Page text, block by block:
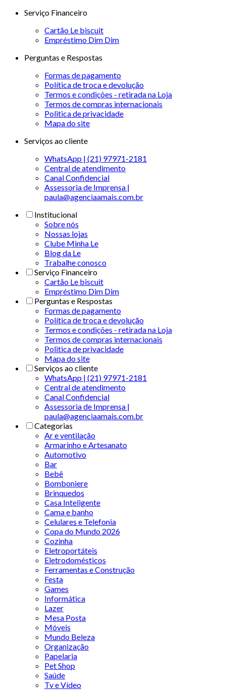
Serviço Financeiro
Cartão Le biscuit
Empréstimo Dim Dim
Perguntas e Respostas
Formas de pagamento
Política de troca e devolução
Termos e condições - retirada na Loja
Termos de compras internacionais
Politica de privacidade
Mapa do site
Serviços ao cliente
WhatsApp | (21) 97971-2181
Central de atendimento
Canal Confidencial
Assessoria de Imprensa |
paula@agenciaamais.com.br
Institucional
Sobre nós
Nossas lojas
Clube Minha Le
Blog da Le
Trabalhe conosco
Serviço Financeiro
Cartão Le biscuit
Empréstimo Dim Dim
Perguntas e Respostas
Formas de pagamento
Política de troca e devolução
Termos e condições - retirada na Loja
Termos de compras internacionais
Politica de privacidade
Mapa do site
Serviços ao cliente
WhatsApp | (21) 97971-2181
Central de atendimento
Canal Confidencial
Assessoria de Imprensa |
paula@agenciaamais.com.br
Categorias
Ar e ventilação
Armarinho e Artesanato
Automotivo
Bar
Bebê
Bomboniere
Brinquedos
Casa Inteligente
Cama e banho
Celulares e Telefonia
Copa do Mundo 2026
Cozinha
Eletroportáteis
Eletrodomésticos
Ferramentas e Construção
Festa
Games
Informática
Lazer
Mesa Posta
Móveis
Mundo Beleza
Organização
Papelaria
Pet Shop
Saúde
Tv e Vídeo